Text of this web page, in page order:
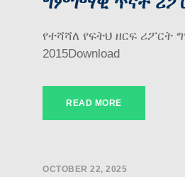
የተሻሻለ የፍትህ ዘርፍ ሪፖርት
2015Download
READ MORE
OCTOBER 22, 2025